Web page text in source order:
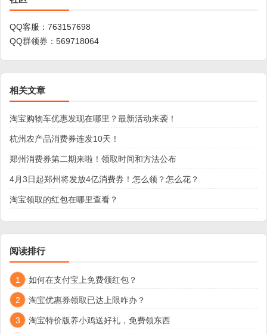
QQ客服： 763157698
QQ群领券： 569718064
相关文章
淘宝购物车优惠发现在哪里？最新活动来袭！
杭州农产品消费券连发10天！
郑州消费券第二期来啦！领取时间和方法公布
4月3日起郑州将发放4亿消费券！怎么领？怎么花？
淘宝领取的红包在哪里查看？
阅读排行
1 如何在支付宝上免费领红包？
2 淘宝优惠券领取已达上限咋办？
3 淘宝特价版养小鸡送好礼，免费领东西